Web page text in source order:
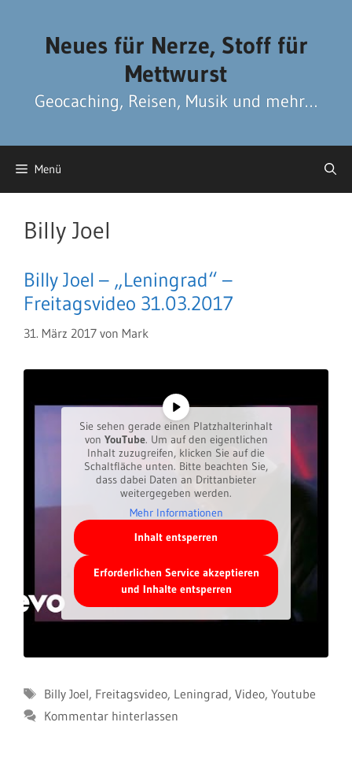
Neues für Nerze, Stoff für
Mettwurst
Geocaching, Reisen, Musik und mehr…
Menü
Billy Joel
Billy Joel – „Leningrad“ –
Freitagsvideo 31.03.2017
31. März 2017 von Mark
Sie sehen gerade einen Platzhalterinhalt
von YouTube. Um auf den eigentlichen
Inhalt zuzugreifen, klicken Sie auf die
Schaltfläche unten. Bitte beachten Sie,
dass dabei Daten an Drittanbieter
weitergegeben werden.
Mehr Informationen
Inhalt entsperren
Erforderlichen Service akzeptieren
und Inhalte entsperren
Schlagwörter
Billy Joel, Freitagsvideo, Leningrad, Video, Youtube
Kommentar hinterlassen